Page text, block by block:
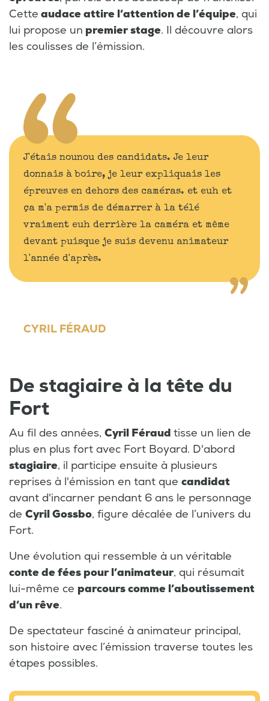
Cette audace attire l’attention de l’équipe, qui
lui propose un premier stage. Il découvre alors
les coulisses de l’émission.
J'étais nounou des candidats. Je leur
donnais à boire, je leur expliquais les
épreuves en dehors des caméras. et euh et
ça m'a permis de démarrer à la télé
vraiment euh derrière la caméra et même
devant puisque je suis devenu animateur
l'année d'après.
CYRIL FÉRAUD
De stagiaire à la tête du
Fort
Au fil des années, Cyril Féraud tisse un lien de
plus en plus fort avec Fort Boyard. D'abord
stagiaire, il participe ensuite à plusieurs
reprises à l'émission en tant que candidat
avant d'incarner pendant 6 ans le personnage
de Cyril Gossbo, figure décalée de l’univers du
Fort.
Une évolution qui ressemble à un véritable
conte de fées pour l’animateur, qui résumait
lui-même ce parcours comme l’aboutissement
d’un rêve.
De spectateur fasciné à animateur principal,
son histoire avec l’émission traverse toutes les
étapes possibles.